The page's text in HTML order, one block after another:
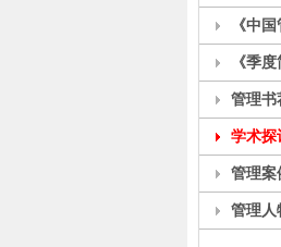
《中
《季度
管理书
学术探
管理案
管理人